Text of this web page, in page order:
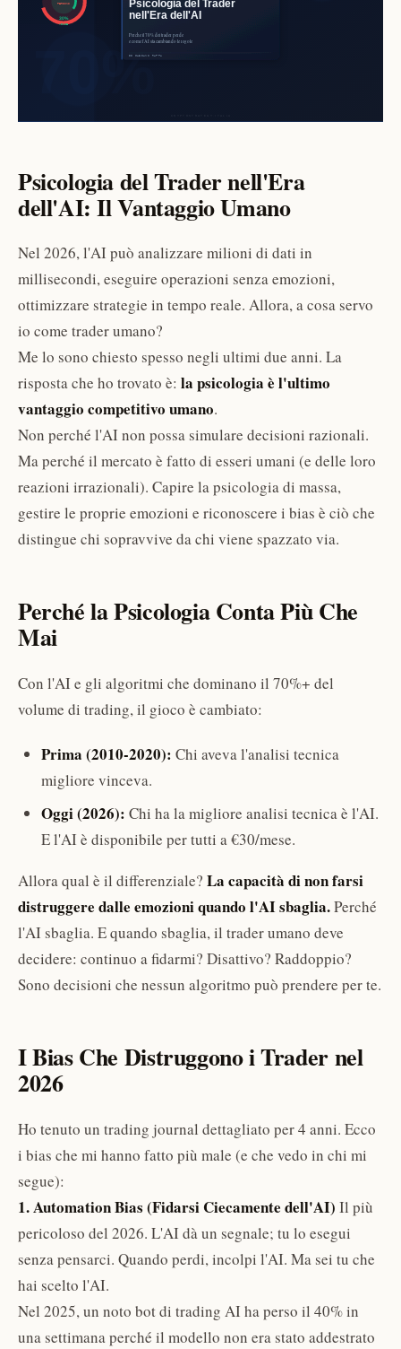
Psicologia del Trader nell'Era
dell'AI: Il Vantaggio Umano
Nel 2026, l'AI può analizzare milioni di dati in
millisecondi, eseguire operazioni senza emozioni,
ottimizzare strategie in tempo reale. Allora, a cosa servo
io come trader umano?
Me lo sono chiesto spesso negli ultimi due anni. La
risposta che ho trovato è: la psicologia è l'ultimo
vantaggio competitivo umano.
Non perché l'AI non possa simulare decisioni razionali.
Ma perché il mercato è fatto di esseri umani (e delle loro
reazioni irrazionali). Capire la psicologia di massa,
gestire le proprie emozioni e riconoscere i bias è ciò che
distingue chi sopravvive da chi viene spazzato via.
Perché la Psicologia Conta Più Che
Mai
Con l'AI e gli algoritmi che dominano il 70%+ del
volume di trading, il gioco è cambiato:
Prima (2010-2020): Chi aveva l'analisi tecnica
migliore vinceva.
Oggi (2026): Chi ha la migliore analisi tecnica è l'AI.
E l'AI è disponibile per tutti a €30/mese.
Allora qual è il differenziale? La capacità di non farsi
distruggere dalle emozioni quando l'AI sbaglia.Perché
l'AI sbaglia. E quando sbaglia, il trader umano deve
decidere: continuo a fidarmi? Disattivo? Raddoppio?
Sono decisioni che nessun algoritmo può prendere per te.
I Bias Che Distruggono i Trader nel
2026
Ho tenuto un trading journal dettagliato per 4 anni. Ecco
i bias che mi hanno fatto più male (e che vedo in chi mi
segue):
1. Automation Bias (Fidarsi Ciecamente dell'AI) Il più
pericoloso del 2026. L'AI dà un segnale; tu lo esegui
senza pensarci. Quando perdi, incolpi l'AI. Ma sei tu che
hai scelto l'AI.
Nel 2025, un noto bot di trading AI ha perso il 40% in
una settimana perché il modello non era stato addestrato